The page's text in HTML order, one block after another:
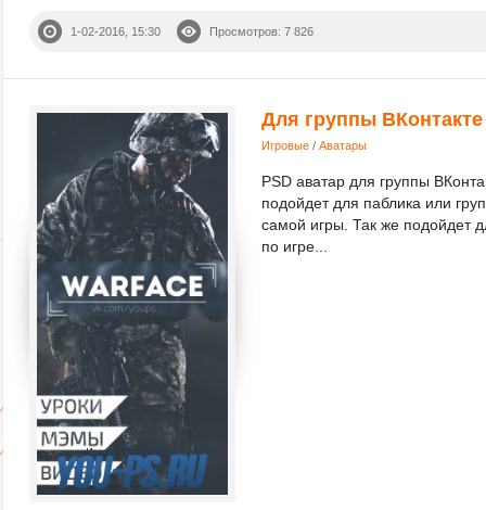
1-02-2016, 15:30 Просмотров: 7 826
Для группы ВКонтакте
Игровые / Аватары
PSD аватар для группы
подойдет для паблика или
самой игры. Так же подойдет
по игре...